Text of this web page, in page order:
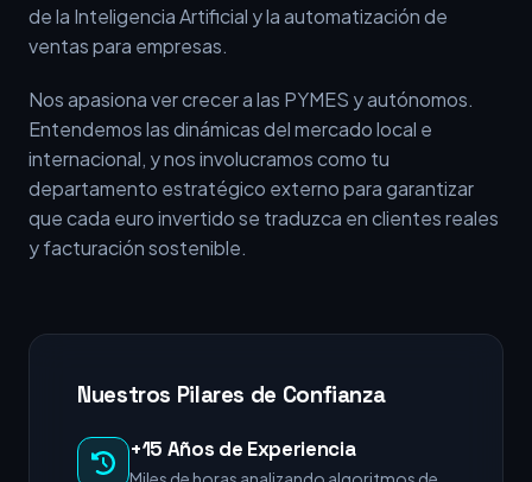
de la Inteligencia Artificial y la automatización de
ventas para empresas.
Nos apasiona ver crecer a las PYMES y autónomos.
Entendemos las dinámicas del mercado local e
internacional, y nos involucramos como tu
departamento estratégico externo para garantizar
que cada euro invertido se traduzca en clientes reales
y facturación sostenible.
Nuestros Pilares de Confianza
+15 Años de Experiencia